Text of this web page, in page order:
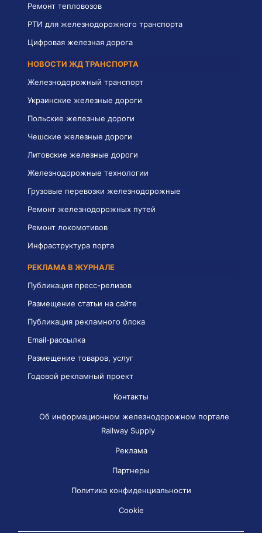
Ремонт тепловозов
РТИ для железнодорожного транспорта
Цифровая железная дорога
НОВОСТИ ЖД ТРАНСПОРТА
Железнодорожный транспорт
Украинские железные дороги
Польские железные дороги
Чешские железные дороги
Литовские железные дороги
Железнодорожные технологии
Грузовые перевозки железнодорожные
Ремонт железнодорожных путей
Ремонт локомотивов
Инфраструктура порта
РЕКЛАМА В ЖУРНАЛЕ
Публикация пресс-релизов
Размещение статьи на сайте
Публикация рекламного блока
Email-рассылка
Размещение товаров, услуг
Годовой рекламный проект
Контакты
Об информационном железнодорожном портале
Railway Supply
Реклама
Партнеры
Политика конфиденциальности
Cookie